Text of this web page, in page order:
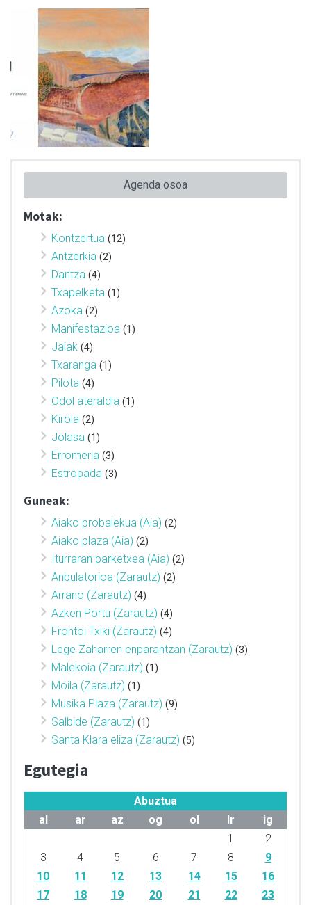
Agenda osoa
Motak:
Kontzertua (12)
Antzerkia (2)
Dantza (4)
Txapelketa (1)
Azoka (2)
Manifestazioa (1)
Jaiak (4)
Txaranga (1)
Pilota (4)
Odol ateraldia (1)
Kirola (2)
Jolasa (1)
Erromeria (3)
Estropada (3)
Guneak:
Aiako probalekua (Aia) (2)
Aiako plaza (Aia) (2)
Iturraran parketxea (Aia) (2)
Anbulatorioa (Zarautz) (2)
Arrano (Zarautz) (4)
Azken Portu (Zarautz) (4)
Frontoi Txiki (Zarautz) (4)
Lege Zaharren enparantzan (Zarautz) (3)
Malekoia (Zarautz) (1)
Moila (Zarautz) (1)
Musika Plaza (Zarautz) (9)
Salbide (Zarautz) (1)
Santa Klara eliza (Zarautz) (5)
Egutegia
Abuztua
al
ar az og ol lr
ig
1
2
3
4 5 6 7 8
9
10
11 12 13 14 15
16
17
18 19 20 21 22
23